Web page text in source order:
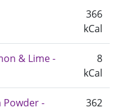
366
kCal
& Lime -
8
kCal
Powder -
362